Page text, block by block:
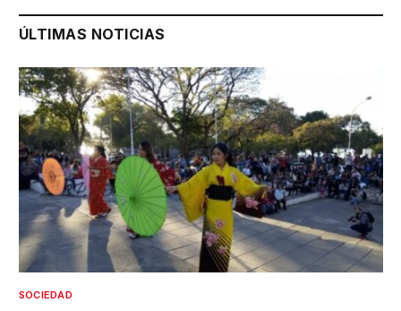
ÚLTIMAS NOTICIAS
SOCIEDAD